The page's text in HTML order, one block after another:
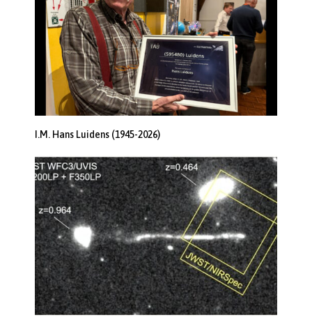
I.M. Hans Luidens (1945-2026)